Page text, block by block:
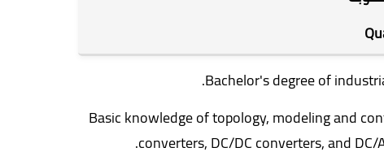
Bachelor's degree of
Basic knowledge of topology, modeling and
converters, DC/DC converters, and